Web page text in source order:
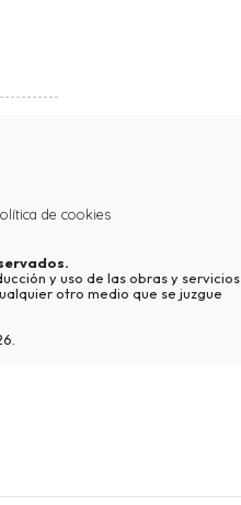
de cookies
y uso de las obras y servicios
otro medio que se juzgue